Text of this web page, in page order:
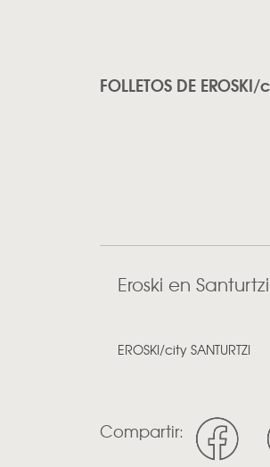
FOLLETOS DE EROSKI/
Eroski en
EROSKI/city SANTURTZI
Compartir: